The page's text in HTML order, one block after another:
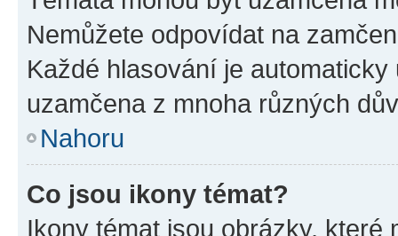
Nemůžete odpovídat na
Každé hlasování je
uzamčena z mnoha různých
Nahoru
Co jsou ikony témat?
Ikony témat jsou obrázky,